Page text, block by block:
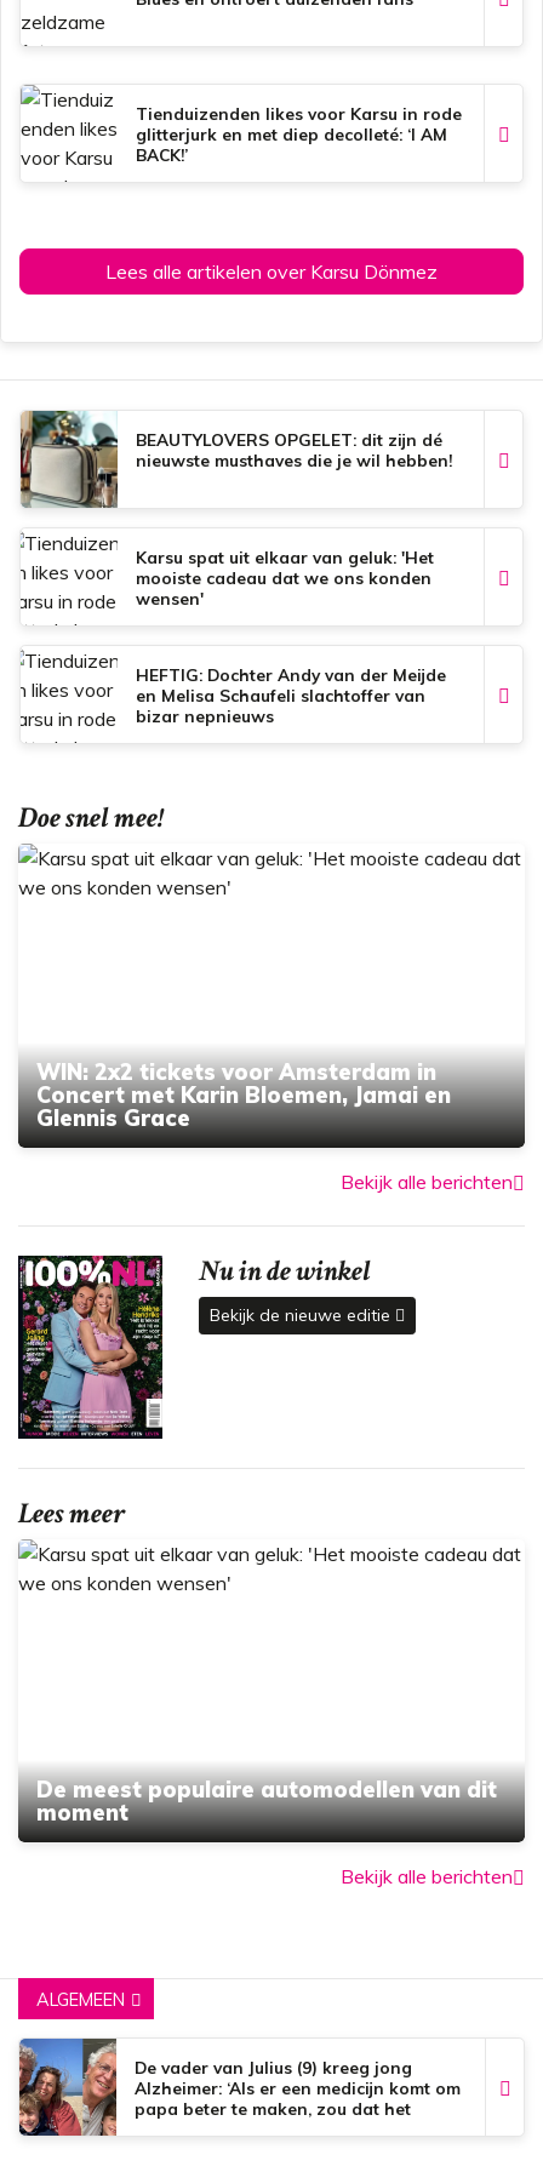
Tienduizenden likes voor Karsu in rode
glitterjurk en met diep decolleté: ‘I AM
BACK!’
Lees alle artikelen over Karsu Dönmez
BEAUTYLOVERS OPGELET: dit zijn dé
nieuwste musthaves die je wil hebben!
Karsu spat uit elkaar van geluk: 'Het
mooiste cadeau dat we ons konden
wensen'
HEFTIG: Dochter Andy van der Meijde
en Melisa Schaufeli slachtoffer van
bizar nepnieuws
Doe snel mee!
WIN: 2x2 tickets voor Amsterdam in
Concert met Karin Bloemen, Jamai en
Glennis Grace
Bekijk alle berichten
Nu in de winkel
Bekijk de nieuwe editie
Lees meer
De meest populaire automodellen van dit
moment
Bekijk alle berichten
ALGEMEEN
De vader van Julius (9) kreeg jong
Alzheimer: ‘Als er een medicijn komt om
papa beter te maken, zou dat het